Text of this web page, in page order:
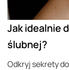
Jak idealnie
ślubnej?
Odkryj sekrety